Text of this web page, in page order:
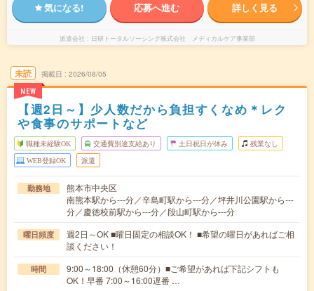
気になる! 応募へ進む 詳しく見る
派遣会社 日研トータルソーシング株式会社 メディカルケア事業部
未読
NEW
掲載日 2026/08/05
【週2日～】少人数だから負担すくなめ＊レク
や食事のサポートなど
職種未経験OK 交通費別途支給あり 土日祝日が休み 残業なし
WEB登録OK 派遣
勤務地
熊本市中央区
南熊本駅から---分／辛島町駅から---分／坪井川公園駅から---
分／慶徳校前駅から---分／段山町駅から---分
曜日頻度
週2日～OK ■曜日固定の相談OK！ ■希望の曜日があればご相
談ください！
時間
9:00～18:00（休憩60分）■ご希望があれば下記シフトも
OK！早番 7:00～16:00遅番 …